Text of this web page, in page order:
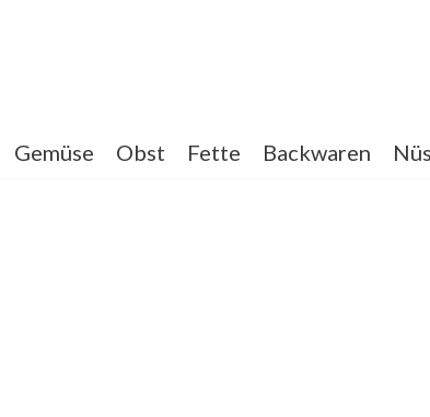
Gemüse Obst Fette Backwaren